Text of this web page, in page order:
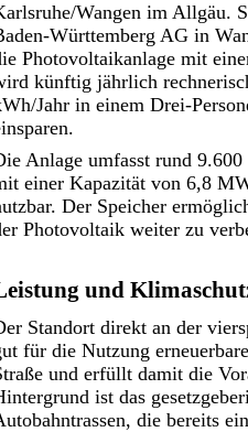
Wangen im Allgäu.
Württemberg AG in
Photovoltaikanlage mit
künftig jährlich
Jahr in einem Drei-
Anlage umfasst rund
einer Kapazität von 6,8
Der Speicher
Photovoltaik weiter zu
und
Standort direkt an der
für die Nutzung
und erfüllt damit die
ist das
die bereits